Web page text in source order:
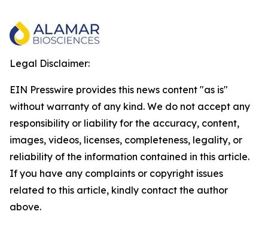
Legal Disclaimer:
EIN Presswire provides this news content "as is"
without warranty of any kind. We do not accept any
responsibility or liability for the accuracy, content,
images, videos, licenses, completeness, legality, or
reliability of the information contained in this article.
If you have any complaints or copyright issues
related to this article, kindly contact the author
above.